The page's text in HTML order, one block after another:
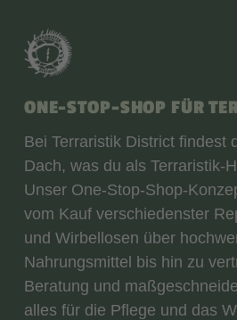
ONE-STOP-SHOP FÜR
Bei Terraristik District findest
Dach, was du als Terraristik-
Unser One-Stop-Shop-
vom Kauf verschiedenster
und Wirbellosen über
Nahrungsmittel bis hin zu
Beratung und
alles für die Pflege und das